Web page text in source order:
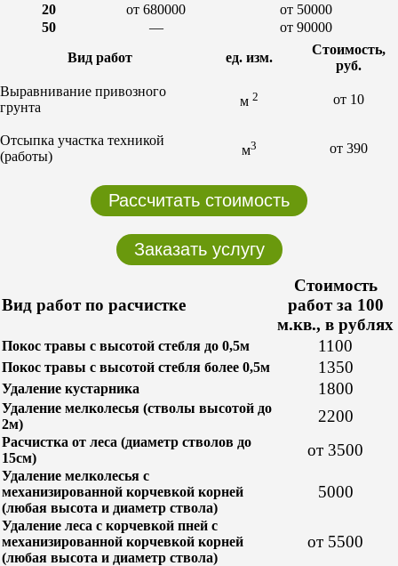
20
от 680000
от 50000
50
—
от 90000
Вид работ
ед. изм.
Стоимость,
руб.
Выравнивание привозного
грунта
м 2 от 10
Отсыпка участка техникой
(работы)
м3 от 390
Рассчитать стоимость
Заказать услугу
Вид работ по расчистке
Стоимость
работ за 100
м.кв., в рублях
Покос травы с высотой стебля до 0,5м 1100
Покос травы с высотой стебля более 0,5м 1350
Удаление кустарника 1800
Удаление мелколесья (стволы высотой до
2м)
2200
Расчистка от леса (диаметр стволов до
15см)
от 3500
Удаление мелколесья с
механизированной корчевкой корней
(любая высота и диаметр ствола)
5000
Удаление леса с корчевкой пней с
механизированной корчевкой корней
(любая высота и диаметр ствола)
от 5500